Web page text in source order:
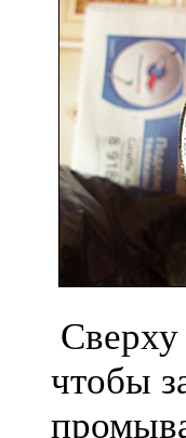
Сверху
чтобы